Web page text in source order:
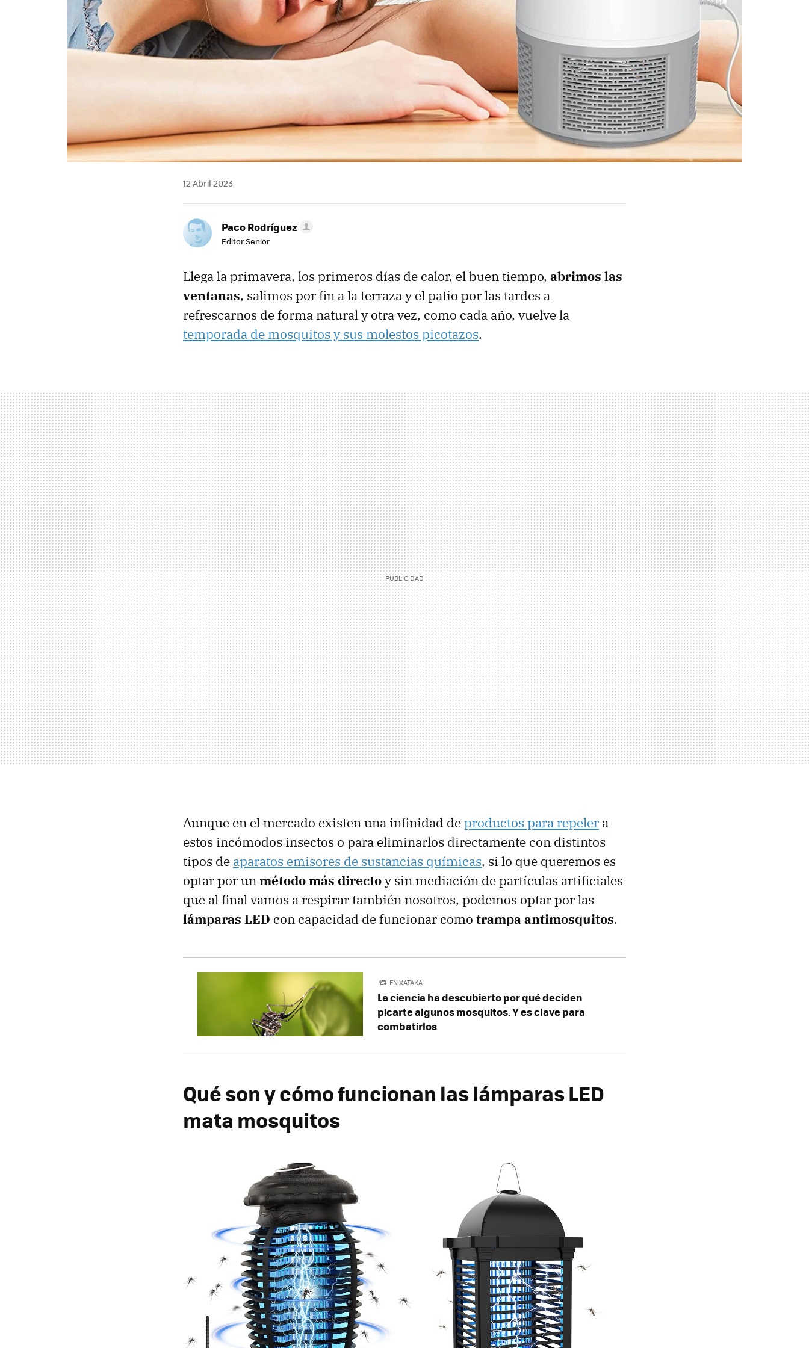
12 Abril 2023
Paco Rodríguez
Editor Senior
Llega la primavera, los primeros días de calor, el buen tiempo, abrimos las
ventanas, salimos por fin a la terraza y el patio por las tardes a
refrescarnos de forma natural y otra vez, como cada año, vuelve la
temporada de mosquitos y sus molestos picotazos.
Aunque en el mercado existen una infinidad deproductos para repeler a
estos incómodos insectos o para eliminarlos directamente con distintos
tipos de aparatos emisores de sustancias químicas, si lo que queremos es
optar por unmétodo más directoy sin mediación de partículas artificiales
que al final vamos a respirar también nosotros, podemos optar por las
lámparas LED con capacidad de funcionar como trampa antimosquitos.
EN XATAKA
La ciencia ha descubierto por qué deciden
picarte algunos mosquitos. Y es clave para
combatirlos
Qué son y cómo funcionan las lámparas LED
mata mosquitos